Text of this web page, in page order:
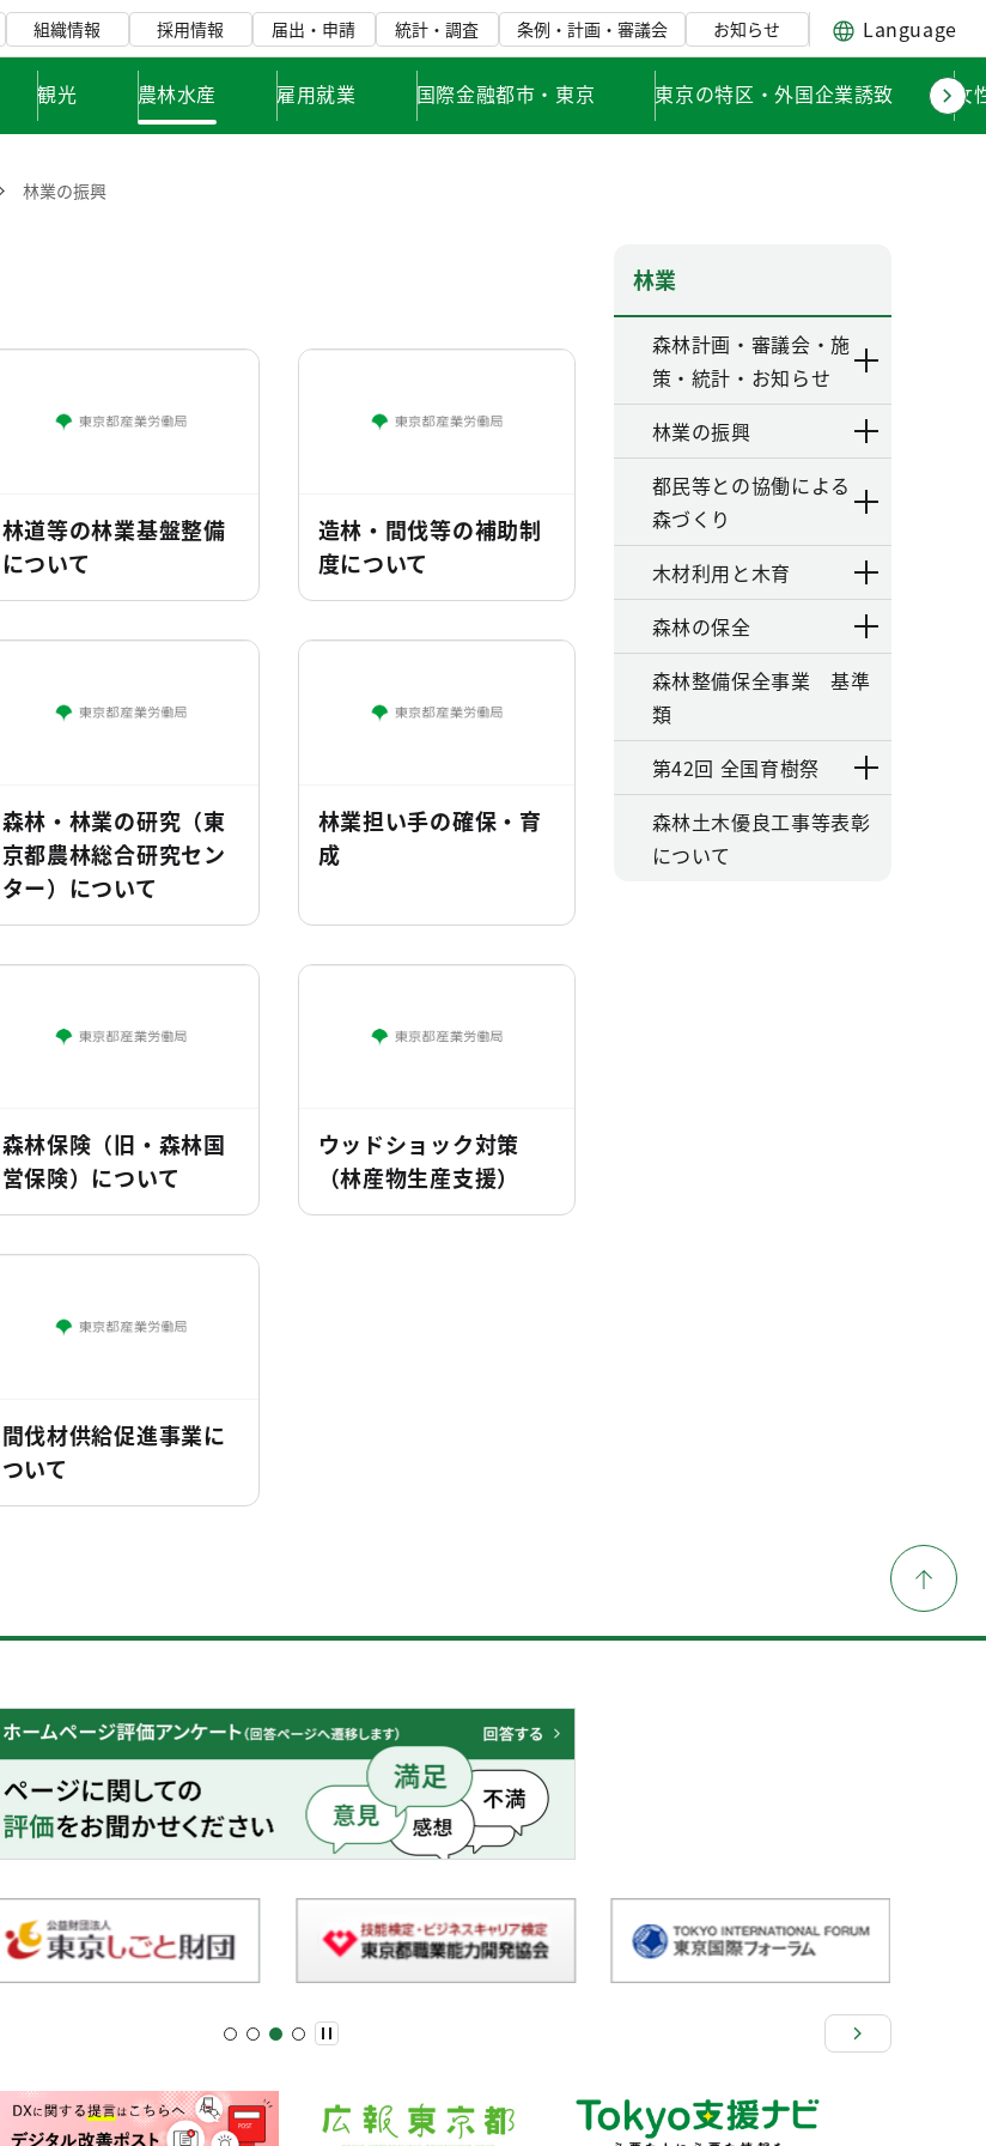
組織情報 採用情報 届出・申請 統計・調査 条例・計画・審議会 お知らせ Language
観光 農林水産 雇用就業 国際金融都市・東京 東京の特区・外国企業誘致 女
林業の振興
林道等の林業基盤整備
について
造林・間伐等の補助制
度について
森林・林業の研究（東
京都農林総合研究セン
ター）について
林業担い手の確保・育
成
森林保険（旧・森林国
営保険）について
ウッドショック対策
（林産物生産支援）
間伐材供給促進事業に
ついて
林業
森林計画・審議会・施
策・統計・お知らせ
林業の振興
都民等との協働による
森づくり
木材利用と木育
森林の保全
森林整備保全事業 基準
類
第42回 全国育樹祭
森林土木優良工事等表彰
について